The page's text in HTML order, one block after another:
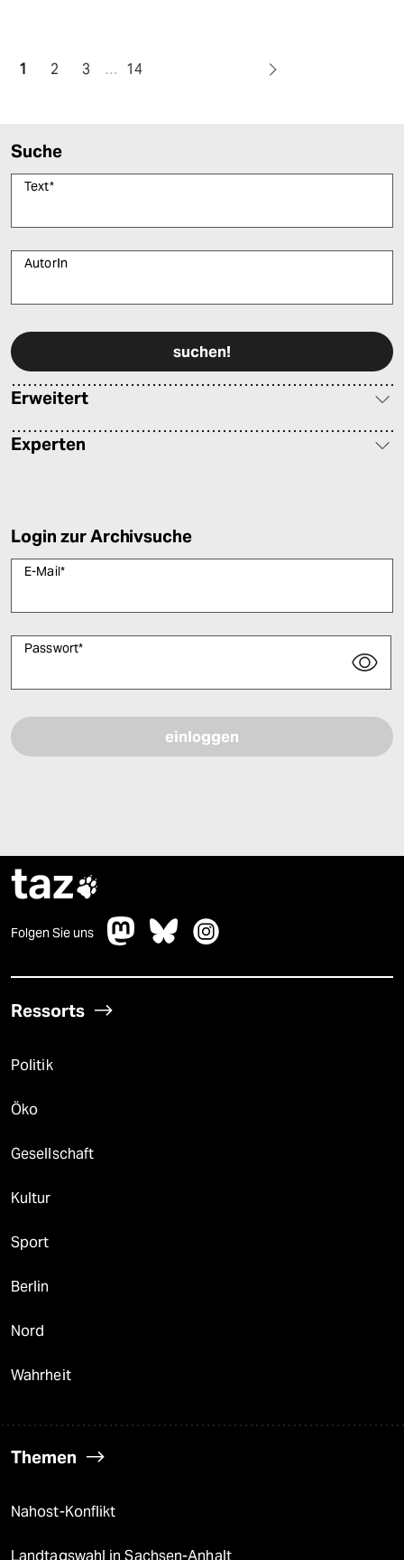
1 2 3 … 14
Suche
Text*
AutorIn
Erweitert
Experten
Login zur Archivsuche
E-Mail*
Passwort*
taz
Folgen Sie uns
Ressorts
Politik
Öko
Gesellschaft
Kultur
Sport
Berlin
Nord
Wahrheit
Themen
Nahost-Konflikt
Landtagswahl in Sachsen-Anhalt